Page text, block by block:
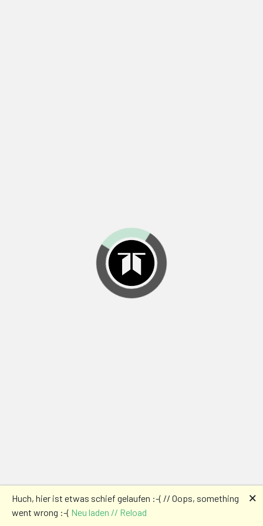
Huch, hier ist etwas schief gelaufen :-( // Oops, something
went wrong :-( Neu laden // Reload
🗙